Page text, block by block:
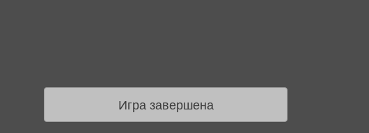
Игра завершена